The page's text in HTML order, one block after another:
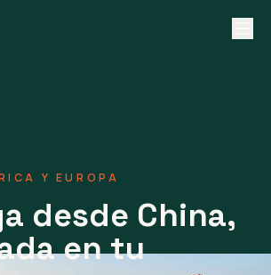
Y EUROPA
desde China,
en tu